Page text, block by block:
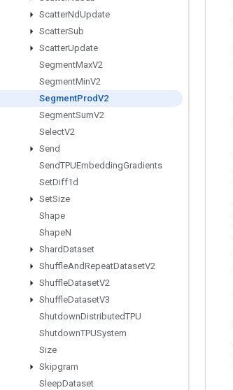
ScatterNdUpdate
ScatterSub
ScatterUpdate
SegmentMaxV2
SegmentMinV2
SegmentProdV2
SegmentSumV2
SelectV2
Send
SendTPUEmbeddingGradients
SetDiff1d
SetSize
Shape
ShapeN
ShardDataset
ShuffleAndRepeatDatasetV2
ShuffleDatasetV2
ShuffleDatasetV3
ShutdownDistributedTPU
ShutdownTPUSystem
Size
Skipgram
SleepDataset